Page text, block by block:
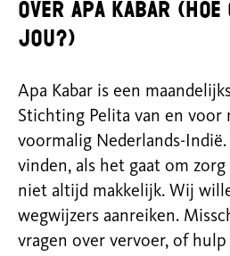
Over Apa Kabar
jou?)
Apa Kabar is een
Stichting Pelita van en voor
voormalig Nederlands-Indië.
vinden, als het gaat om
niet altijd makkelijk. Wij
wegwijzers aanreiken.
vragen over vervoer, of